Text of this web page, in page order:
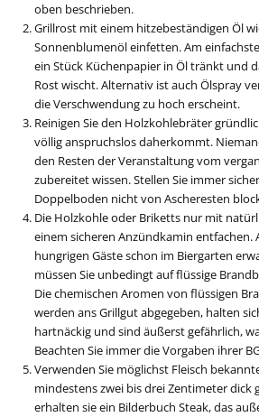
oben beschrieben.
Grillrost mit einem hitzebeständigen Öl
Sonnenblumenöl einfetten. Am
ein Stück Küchenpapier in Öl tränkt und
Rost wischt. Alternativ ist auch Ölspray
die Verschwendung zu hoch erscheint.
Reinigen Sie den Holzkohlebräter
völlig anspruchslos daherkommt.
den Resten der Veranstaltung vom
zubereitet wissen. Stellen Sie immer
Doppelboden nicht von Ascheresten
Die Holzkohle oder Briketts nur mit
einem sicheren Anzündkamin entfachen.
hungrigen Gäste schon im Biergarten
müssen Sie unbedingt auf flüssige
Die chemischen Aromen von flüssigen
werden ans Grillgut abgegeben, halten
hartnäckig und sind äußerst gefährlich,
Beachten Sie immer die Vorgaben ihrer
Verwenden Sie möglichst Fleisch
mindestens zwei bis drei Zentimeter dick
erhalten sie ein Bilderbuch Steak, das